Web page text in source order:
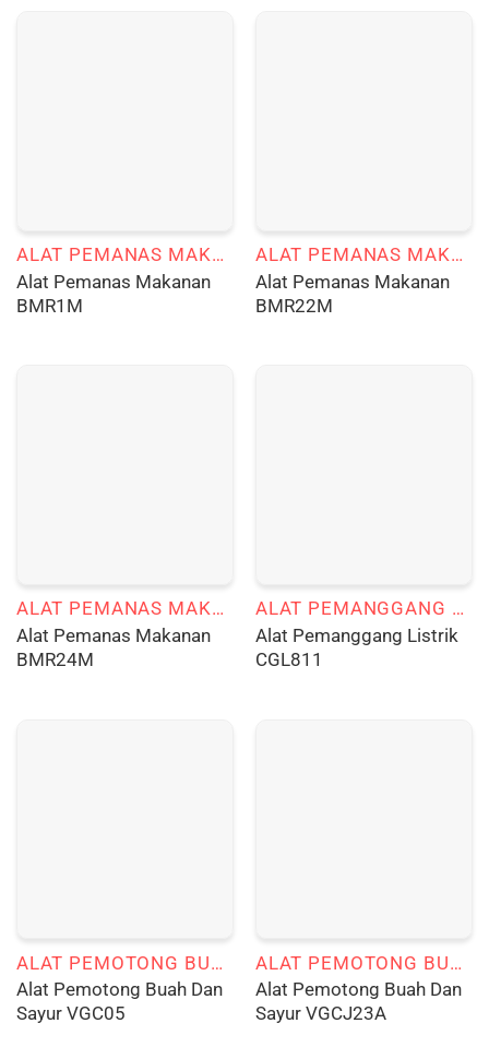
ALAT PEMANAS MAKANAN
Alat Pemanas Makanan
BMR1M
ALAT PEMANAS MAKANAN
Alat Pemanas Makanan
BMR22M
ALAT PEMANAS MAKANAN
Alat Pemanas Makanan
BMR24M
ALAT PEMANGGANG LISTRIK
Alat Pemanggang Listrik
CGL811
ALAT PEMOTONG BUAH DAN SAYUR
Alat Pemotong Buah Dan
Sayur VGC05
ALAT PEMOTONG BUAH DAN SAYUR
Alat Pemotong Buah Dan
Sayur VGCJ23A